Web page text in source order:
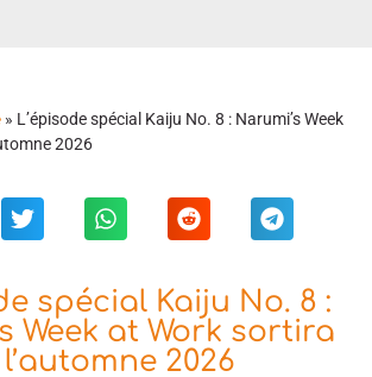
» L’épisode spécial Kaiju No. 8 : Narumi’s Week
2026
spécial Kaiju No. 8 :
Week at Work sortira
2026